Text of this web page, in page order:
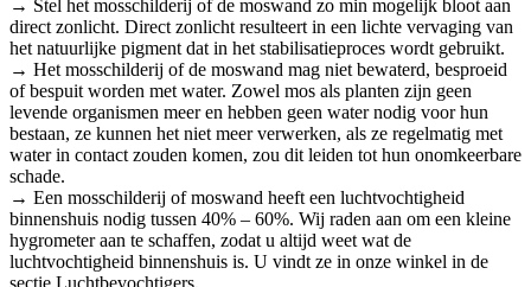
→ Stel het mosschilderij of de moswand zo min mogelijk bloot aan
direct zonlicht. Direct zonlicht resulteert in een lichte vervaging van
het natuurlijke pigment dat in het stabilisatieproces wordt gebruikt.
→ Het mosschilderij of de moswand mag niet bewaterd, besproeid
of bespuit worden met water. Zowel mos als planten zijn geen
levende organismen meer en hebben geen water nodig voor hun
bestaan, ze kunnen het niet meer verwerken, als ze regelmatig met
water in contact zouden komen, zou dit leiden tot hun onomkeerbare
schade.
→ Een mosschilderij of moswand heeft een luchtvochtigheid
binnenshuis nodig tussen 40% – 60%. Wij raden aan om een kleine
hygrometer aan te schaffen, zodat u altijd weet wat de
luchtvochtigheid binnenshuis is. U vindt ze in onze winkel in de